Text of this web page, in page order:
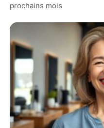
prochains mois